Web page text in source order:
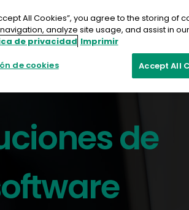
de
All Cookies”, you agree to the storing of
analyze site usage, and assist in
de privacidad Imprimir
de cookies Accept All